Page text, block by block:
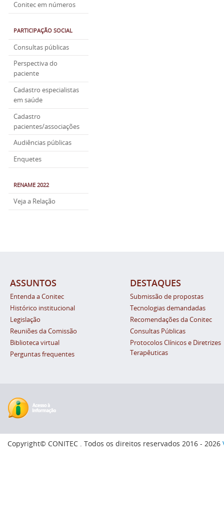
Conitec em números
PARTICIPAÇÃO SOCIAL
Consultas públicas
Perspectiva do
paciente
Cadastro especialistas
em saúde
Cadastro
pacientes/associações
Audiências públicas
Enquetes
RENAME 2022
Veja a Relação
ASSUNTOS
Entenda a Conitec
Histórico institucional
Legislação
Reuniões da Comissão
Biblioteca virtual
Perguntas frequentes
DESTAQUES
Submissão de propostas
Tecnologias demandadas
Recomendações da Conitec
Consultas Públicas
Protocolos Clínicos e Diretrizes
Terapêuticas
Copyright© CONITEC . Todos os direitos reservados 2016 - 2026